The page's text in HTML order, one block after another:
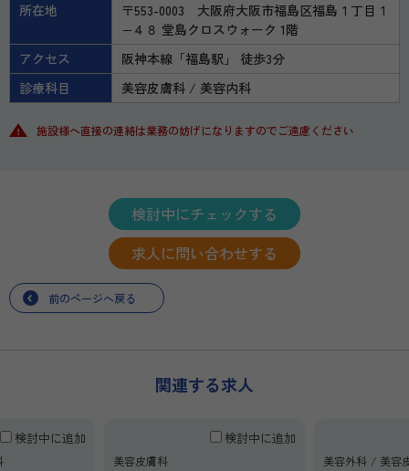
所在地
〒553-0003 大阪府大阪市福島区福島１丁目１
−４８ 堂島クロスウォーク 1階
アクセス
阪神本線「福島駅」 徒歩3分
診療科目
美容皮膚科 美容内科
施設様へ直接の連絡は業務の妨げになりますのでご遠慮ください
検討中にチェックする
求人に問い合わせする
前のページへ戻る
関連する求人
検討中に追加 検討中に追加
美容皮膚科 美容外科 美容